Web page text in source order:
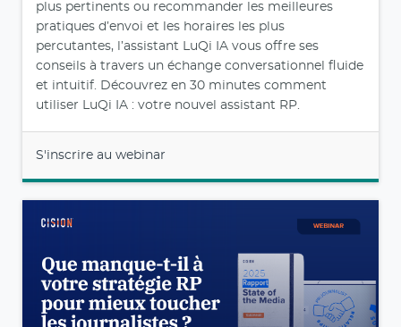
plus pertinents ou recommander les meilleures
pratiques d’envoi et les horaires les plus
percutantes, l’assistant LuQi IA vous offre ses
conseils à travers un échange conversationnel fluide
et intuitif. Découvrez en 30 minutes comment
utiliser LuQi IA : votre nouvel assistant RP.
S'inscrire au webinar